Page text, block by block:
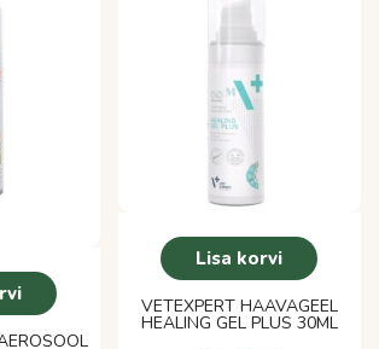
Lisa korvi
VETEXPERT HAAVAGEEL
HEALING GEL PLUS 30ML